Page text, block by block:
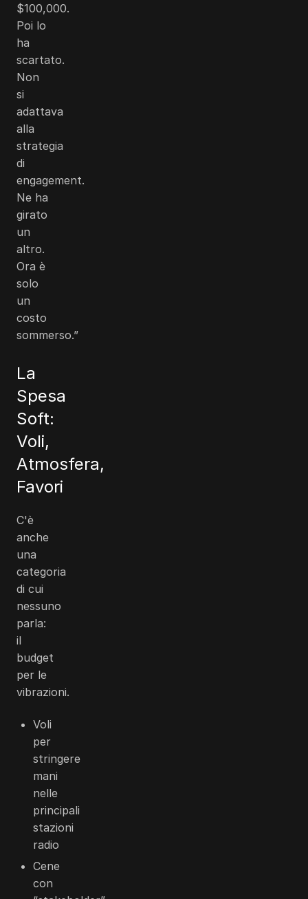
$100,000.
Poi lo
ha
scartato.
Non
si
adattava
alla
strategia
di
engagement.
Ne ha
girato
un
altro.
Ora è
solo
un
costo
sommerso.”
La
Spesa
Soft:
Voli,
Atmosfera,
Favori
C'è
anche
una
categoria
di cui
nessuno
parla:
il
budget
per le
vibrazioni.
Voli
per
stringere
mani
nelle
principali
stazioni
radio
Cene
con